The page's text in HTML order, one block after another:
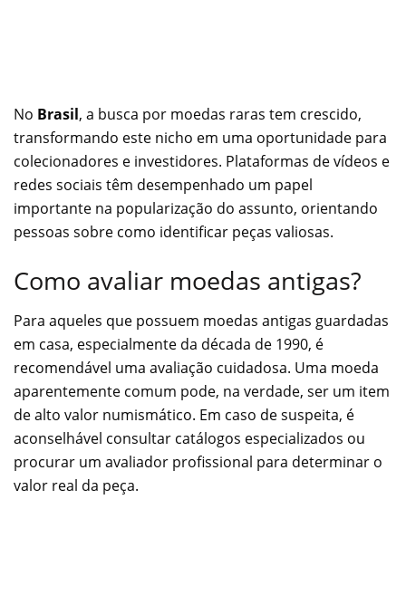
No Brasil, a busca por moedas raras tem crescido,
transformando este nicho em uma oportunidade para
colecionadores e investidores. Plataformas de vídeos e
redes sociais têm desempenhado um papel
importante na popularização do assunto, orientando
pessoas sobre como identificar peças valiosas.
Como avaliar moedas antigas?
Para aqueles que possuem moedas antigas guardadas
em casa, especialmente da década de 1990, é
recomendável uma avaliação cuidadosa. Uma moeda
aparentemente comum pode, na verdade, ser um item
de alto valor numismático. Em caso de suspeita, é
aconselhável consultar catálogos especializados ou
procurar um avaliador profissional para determinar o
valor real da peça.